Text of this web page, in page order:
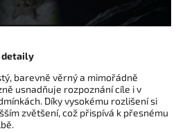
detaily
barevně věrný a mimořádně
usnadňuje rozpoznání cíle i v
Díky vysokému rozlišení si
zvětšení, což přispívá k přesnému